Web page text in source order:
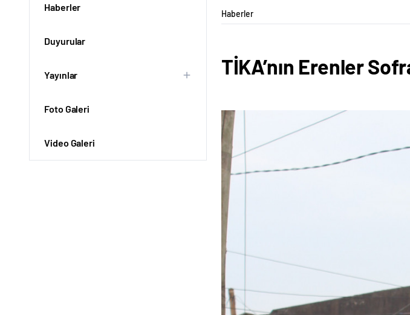
Haberler
Duyurular
Yayınlar
Foto Galeri
Video Galeri
Haberler
TİKA’nın Erenler